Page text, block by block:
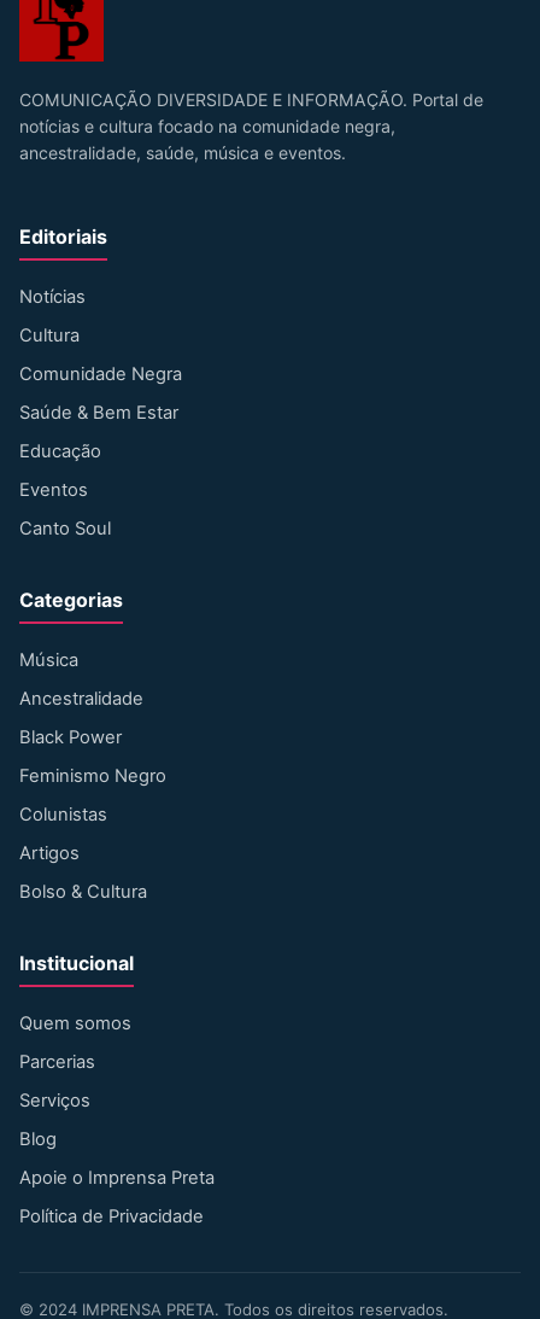
COMUNICAÇÃO DIVERSIDADE E INFORMAÇÃO. Portal de
notícias e cultura focado na comunidade negra,
ancestralidade, saúde, música e eventos.
Editoriais
Notícias
Cultura
Comunidade Negra
Saúde & Bem Estar
Educação
Eventos
Canto Soul
Categorias
Música
Ancestralidade
Black Power
Feminismo Negro
Colunistas
Artigos
Bolso & Cultura
Institucional
Quem somos
Parcerias
Serviços
Blog
Apoie o Imprensa Preta
Política de Privacidade
© 2024 IMPRENSA PRETA. Todos os direitos reservados.